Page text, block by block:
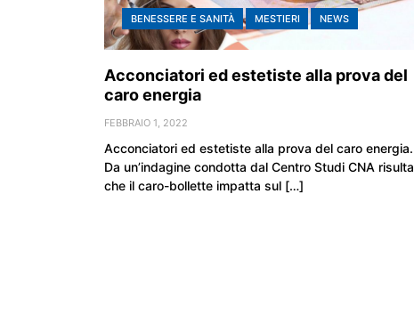
BENESSERE E SANITÀ MESTIERI NEWS
Acconciatori ed estetiste alla prova del
caro energia
FEBBRAIO 1, 2022
Acconciatori ed estetiste alla prova del caro energia.
Da un’indagine condotta dal Centro Studi CNA risulta
che il caro-bollette impatta sul […]